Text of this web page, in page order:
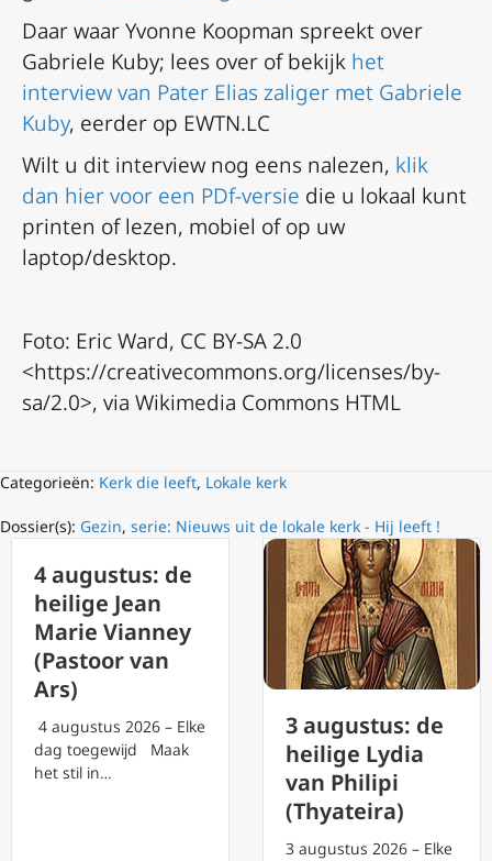
Daar waar Yvonne Koopman spreekt over
Gabriele Kuby; lees over of bekijk het
interview van Pater Elias zaliger met Gabriele
Kuby, eerder op EWTN.LC
Wilt u dit interview nog eens nalezen, klik
dan hier voor een PDf-versie die u lokaal kunt
printen of lezen, mobiel of op uw
laptop/desktop.
Foto: Eric Ward, CC BY-SA 2.0
<https://creativecommons.org/licenses/by-
sa/2.0>, via Wikimedia Commons HTML
Categorieën: Kerk die leeft, Lokale kerk
Dossier(s): Gezin, serie: Nieuws uit de lokale kerk - Hij leeft !
4 augustus: de
heilige Jean
Marie Vianney
(Pastoor van
Ars)
4 augustus 2026 – Elke
dag toegewijd Maak
het stil in…
3 augustus: de
heilige Lydia
van Philipi
(Thyateira)
3 augustus 2026 – Elke